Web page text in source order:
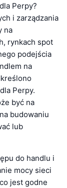
Perpy?
i zarządzania
na
rynkach spot
podejścia
na
Perpy.
być na
budowaniu
lub
do handlu i
mocy sieci
jest godne